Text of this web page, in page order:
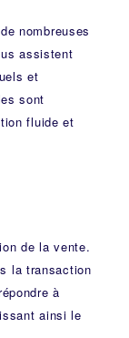
nombreuses
assistent
et
sont
fluide et
de la vente.
la transaction
à
ainsi le